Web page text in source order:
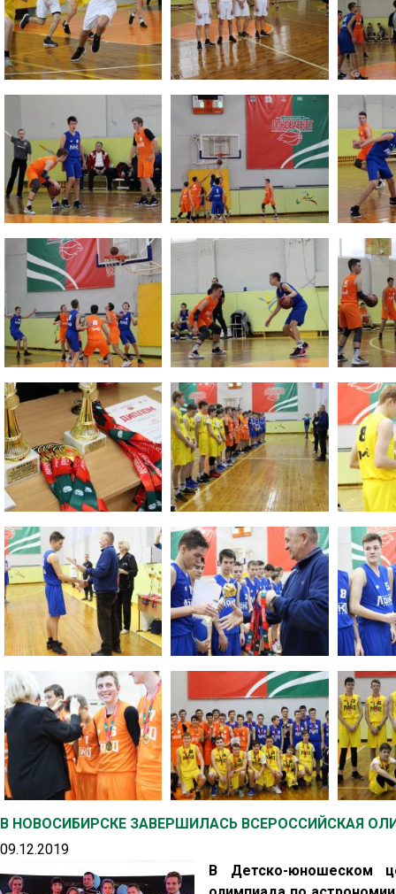
В НОВОСИБИРСКЕ ЗАВЕРШИЛАСЬ ВСЕРОССИЙСКАЯ
09.12.2019
В Детско-юношеском